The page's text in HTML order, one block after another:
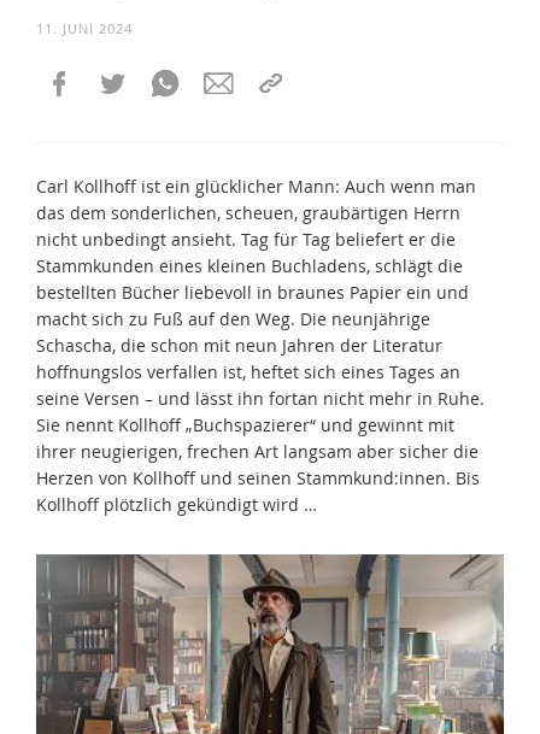
11. JUNI 2024
Carl Kollhoff ist ein glücklicher Mann: Auch wenn man
das dem sonderlichen, scheuen, graubärtigen Herrn
nicht unbedingt ansieht. Tag für Tag beliefert er die
Stammkunden eines kleinen Buchladens, schlägt die
bestellten Bücher liebevoll in braunes Papier ein und
macht sich zu Fuß auf den Weg. Die neunjährige
Schascha, die schon mit neun Jahren der Literatur
hoffnungslos verfallen ist, heftet sich eines Tages an
seine Versen – und lässt ihn fortan nicht mehr in Ruhe.
Sie nennt Kollhoff „Buchspazierer“ und gewinnt mit
ihrer neugierigen, frechen Art langsam aber sicher die
Herzen von Kollhoff und seinen Stammkund:innen. Bis
Kollhoff plötzlich gekündigt wird …